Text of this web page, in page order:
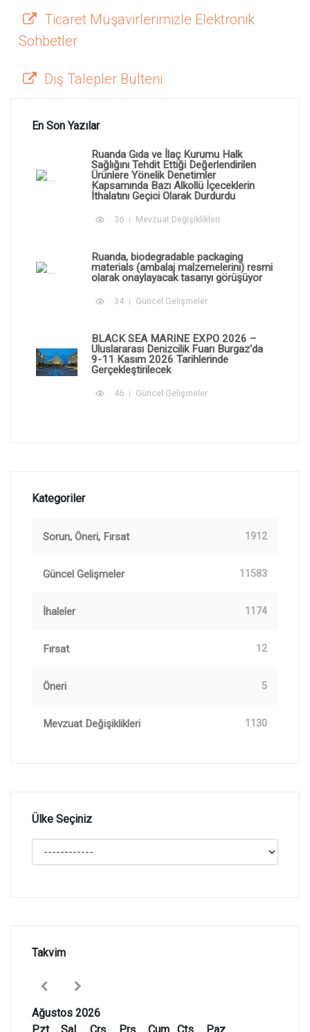
Ticaret Müşavirlerimizle Elektronik
Sohbetler
Dış Talepler Bülteni
En Son Yazılar
Ruanda Gıda ve İlaç Kurumu Halk
Sağlığını Tehdit Ettiği Değerlendirilen
Ürünlere Yönelik Denetimler
Kapsamında Bazı Alkollü İçeceklerin
İthalatını Geçici Olarak Durdurdu
36 Mevzuat Değişiklikleri
Ruanda, biodegradable packaging
materials (ambalaj malzemelerini) resmi
olarak onaylayacak tasarıyı görüşüyor
34 Güncel Gelişmeler
BLACK SEA MARINE EXPO 2026 –
Uluslararası Denizcilik Fuarı Burgaz'da
9-11 Kasım 2026 Tarihlerinde
Gerçekleştirilecek
46 Güncel Gelişmeler
Kategoriler
Sorun, Öneri, Fırsat 1912
Güncel Gelişmeler 11583
İhaleler 1174
Fırsat 12
Öneri 5
Mevzuat Değişiklikleri 1130
Ülke Seçiniz
Takvim
Ağustos 2026